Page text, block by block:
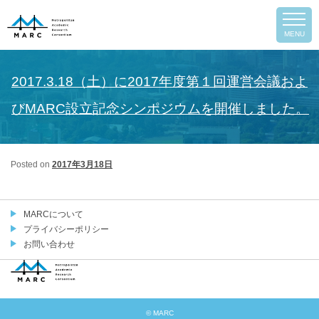
MENU
Post
Previous Next
2017.3.18（土）に2017年度第１回運営会議およ
びMARC設立記念シンポジウムを開催しました。
Posted on 2017年3月18日
MARCについて
プライバシーポリシー
お問い合わせ
© MARC